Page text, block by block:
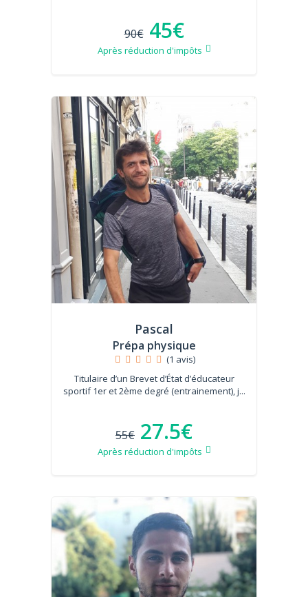
90€ 45€
Après réduction d'impôts
Pascal
Prépa physique
(1 avis)
Titulaire d’un Brevet d’État d’éducateur
sportif 1er et 2ème degré (entrainement), j...
55€ 27.5€
Après réduction d'impôts